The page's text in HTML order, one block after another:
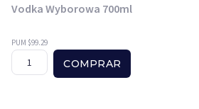
Vodka Wyborowa 700ml
PUM $99.29
COMPRAR